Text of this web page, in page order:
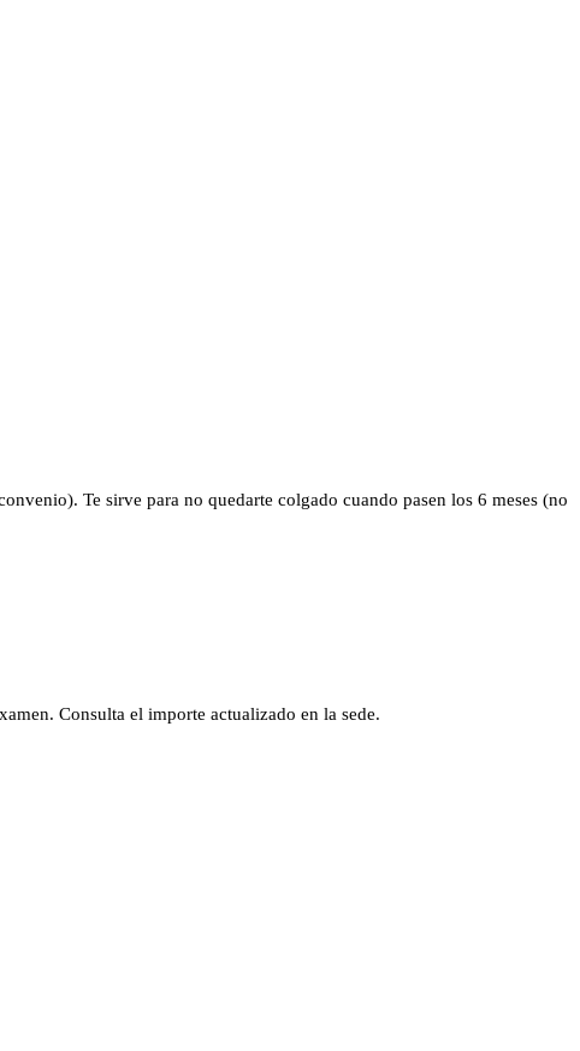
Te sirve para no quedarte colgado cuando pasen los 6 meses (no
Consulta el importe actualizado en la sede.